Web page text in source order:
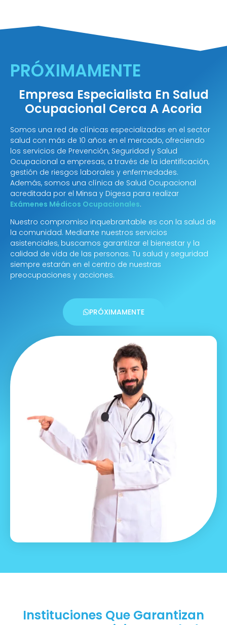
PRÓXIMAMENTE
Empresa Especialista En Salud
Ocupacional Cerca A Acoria
Somos una red de clínicas especializadas en el sector
salud con más de 10 años en el mercado, ofreciendo
los servicios de Prevención, Seguridad y Salud
Ocupacional a empresas, a través de la identificación,
gestión de riesgos laborales y enfermedades.
Además, somos una clínica de Salud Ocupacional
acreditada por el Minsa y Digesa para realizar
Exámenes Médicos Ocupacionales.
Nuestro compromiso inquebrantable es con la salud de
la comunidad. Mediante nuestros servicios
asistenciales, buscamos garantizar el bienestar y la
calidad de vida de las personas. Tu salud y seguridad
siempre estarán en el centro de nuestras
preocupaciones y acciones.
PRÓXIMAMENTE
Instituciones Que Garantizan